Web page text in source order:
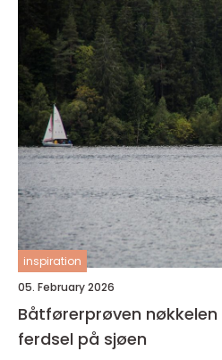
inspiration
05. February 2026
Båtførerprøven nøkkelen til trygg og lovlig
ferdsel på sjøen